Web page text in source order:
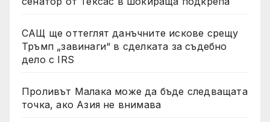
САЩ ще оттеглят данъчните искове срещу
Тръмп „завинаги“ в сделката за съдебно
дело с IRS
Проливът Малака може да бъде следващата
точка, ако Азия не внимава